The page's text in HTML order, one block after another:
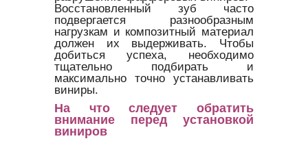
Восстановленный зуб часто
подвергается разнообразным
нагрузкам и композитный материал
должен их выдерживать. Чтобы
добиться успеха, необходимо
тщательно подбирать и
максимально точно устанавливать
виниры.
На что следует обратить
внимание перед установкой
виниров